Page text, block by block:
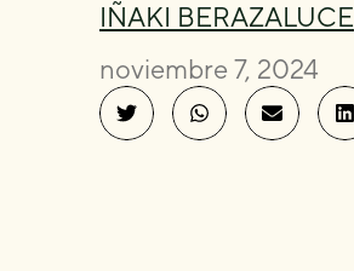
IÑAKI BERAZALUCE
noviembre 7, 2024